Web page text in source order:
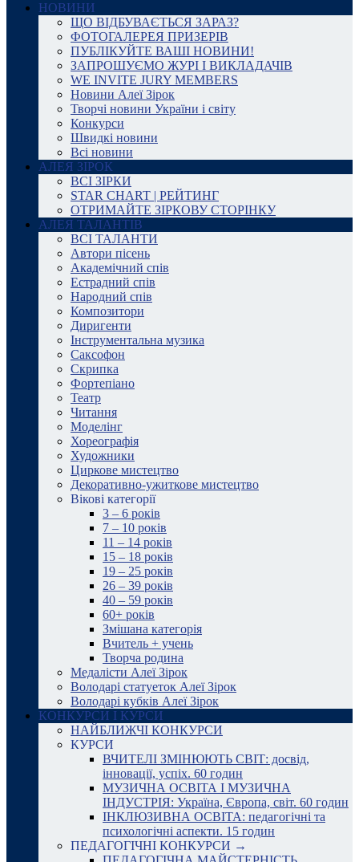
НОВИНИ
ЩО ВІДБУВАЄТЬСЯ ЗАРАЗ?
ФОТОГАЛЕРЕЯ ПРИЗЕРІВ
ПУБЛІКУЙТЕ ВАШІ НОВИНИ!
ЗАПРОШУЄМО ЖУРІ І ВИКЛАДАЧІВ
WE INVITE JURY MEMBERS
Новини Алеї Зірок
Творчі новини України і світу
Конкурси
Швидкі новини
Всі новини
АЛЕЯ ЗІРОК
ВСІ ЗІРКИ
STAR CHART | РЕЙТИНГ
ОТРИМАЙТЕ ЗІРКОВУ СТОРІНКУ
АЛЕЯ ТАЛАНТІВ
ВСІ ТАЛАНТИ
Автори пісень
Академічний спів
Естрадний спів
Народний спів
Композитори
Диригенти
Інструментальна музика
Саксофон
Скрипка
Фортепіано
Театр
Читання
Моделінг
Хореографія
Художники
Циркове мистецтво
Декоративно-ужиткове мистецтво
Вікові категорії
3 – 6 років
7 – 10 років
11 – 14 років
15 – 18 років
19 – 25 років
26 – 39 років
40 – 59 років
60+ років
Змішана категорія
Вчитель + учень
Творча родина
Медалісти Алеї Зірок
Володарі статуеток Алеї Зірок
Володарі кубків Алеї Зірок
КОНКУРСИ І КУРСИ
НАЙБЛИЖЧІ КОНКУРСИ
КУРСИ
ВЧИТЕЛІ ЗМІНЮЮТЬ СВІТ: досвід,
інновації, успіх. 60 годин
МУЗИЧНА ОСВІТА І МУЗИЧНА
ІНДУСТРІЯ: Україна, Європа, світ. 60 годин
ІНКЛЮЗИВНА ОСВІТА: педагогічні та
психологічні аспекти. 15 годин
ПЕДАГОГІЧНІ КОНКУРСИ →